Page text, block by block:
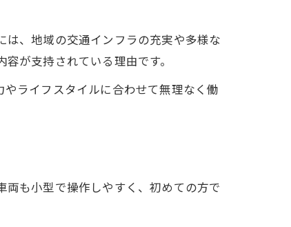
、地域の交通インフラの充実や多様な
が支持されている理由です。
ライフスタイルに合わせて無理なく働
も小型で操作しやすく、初めての方で